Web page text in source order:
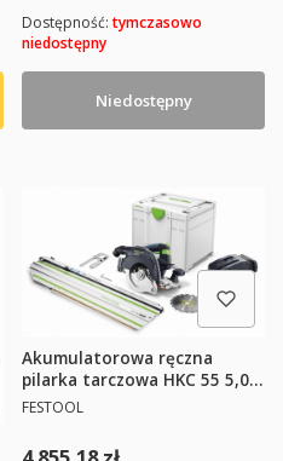
Niedostępny
Dostępność:tymczasowo
niedostępny
Akumulatorowa ręczna
pilarka tarczowa HKC 55 5,0
EBI-Set-FSK 420 FESTOOL
PRODUCENT
FESTOOL